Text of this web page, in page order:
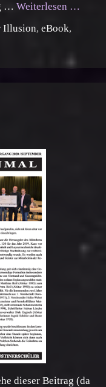
… Weiterlesen …
Illusion,eBook,
dieser Beitrag (da